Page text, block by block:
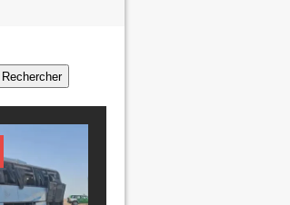
Rechercher